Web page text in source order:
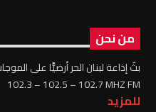
من نحن
بثّ إذاعة لبنان الحر أرضيًّا على
102.3 – 102.5 – 102.7 MHZ FM
للمزيد